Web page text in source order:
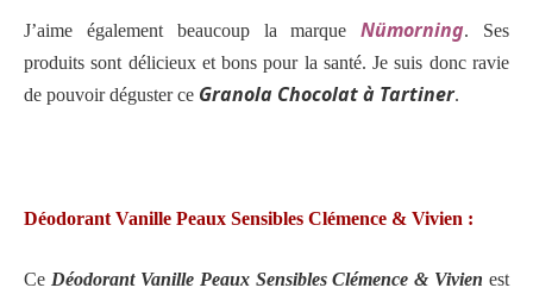
J’aime également beaucoup la marqueNümorning. Ses
produits sont délicieux et bons pour la santé. Je suis donc ravie
de pouvoir déguster ce Granola Chocolat à Tartiner.
Déodorant Vanille Peaux Sensibles Clémence & Vivien :
Ce Déodorant Vanille Peaux Sensibles Clémence & Vivien est